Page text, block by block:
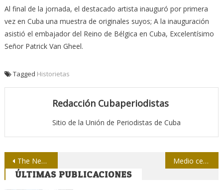
Al final de la jornada, el destacado artista inauguró por primera
vez en Cuba una muestra de originales suyos; A la inauguración
asistió el embajador del Reino de Bélgica en Cuba, Excelentísimo
Señor Patrick Van Gheel.
Tagged Historietas
Redacción Cubaperiodistas
Sitio de la Unión de Periodistas de Cuba
Navegación
de
The New York Times juega entre digital e impreso Medio centenar de concursantes en Periodismo científico
ÚLTIMAS PUBLICACIONES